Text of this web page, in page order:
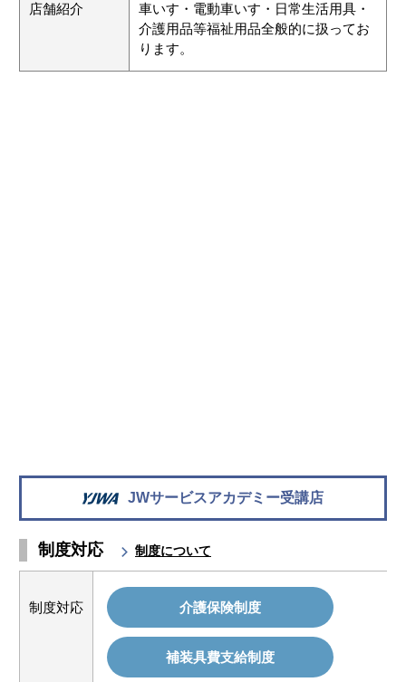
店舗紹介
車いす・電動車いす・日常生活用具・
介護用品等福祉用品全般的に扱ってお
ります。
JWサービスアカデミー受講店
制度対応 制度について
制度対応 介護保険制度
補装具費支給制度